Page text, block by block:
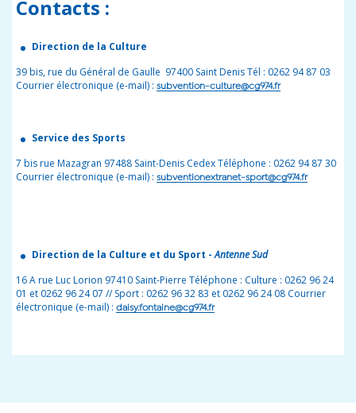
Contacts :
Direction de la Culture
39 bis, rue du Général de Gaulle 97400 Saint Denis Tél : 0262 94 87 03
Courrier électronique (e-mail) : subvention-culture@cg974.fr
Service des Sports
7 bis rue Mazagran 97488 Saint-Denis Cedex Téléphone : 0262 94 87 30
Courrier électronique (e-mail) : subventionextranet-sport@cg974.fr
Direction de la Culture et du Sport -Antenne Sud
16 A rue Luc Lorion 97410 Saint-Pierre Téléphone : Culture : 0262 96 24
01 et 0262 96 24 07 // Sport : 0262 96 32 83 et 0262 96 24 08 Courrier
électronique (e-mail) : daisy.fontaine@cg974.fr